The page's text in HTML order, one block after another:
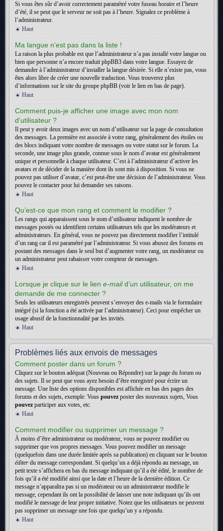
Si vous êtes sûr d’avoir correctement paramétré votre fuseau horaire et l’heure
d’été, il se peut que le serveur ne soit pas à l’heure. Signalez ce problème à
l’administrateur.
Haut
Ma langue n’est pas dans la liste !
La raison la plus probable est que l’administrateur n’a pas installé votre langue ou
bien que personne n’a encore traduit phpBB3 dans votre langue. Essayez de
demander à l’administrateur d’installer la langue désirée. Si elle n’existe pas, vous
êtes alors libre de créer une nouvelle traduction. Vous trouverez plus
d’informations sur le site du groupe phpBB (voir le lien en bas de page).
Haut
Comment puis-je afficher une image avec mon nom
d’utilisateur ?
Il peut y avoir deux images avec un nom d’utilisateur sur la page de consultation
des messages. La première est associée à votre rang, généralement des étoiles ou
des blocs indiquant votre nombre de messages ou votre statut sur le forum. La
seconde, une image plus grande, connue sous le nom d’avatar est généralement
unique et personnelle à chaque utilisateur. C’est à l’administrateur d’activer les
avatars et de décider de la manière dont ils sont mis à disposition. Si vous ne
pouvez pas utiliser d’avatar, c’est peut-être une décision de l’administrateur. Vous
pouvez le contacter pour lui demander ses raisons.
Haut
Qu’est-ce que mon rang et comment le modifier ?
Les rangs qui apparaissent sous le nom d’utilisateur indiquent le nombre de
messages postés ou identifient certains utilisateurs tels que les modérateurs et
administrateurs. En général, vous ne pouvez pas directement modifier l’intitulé
d’un rang car il est paramétré par l’administrateur. Si vous abusez des forums en
postant des messages dans le seul but d’augmenter votre rang, un modérateur ou
un administrateur peut rabaisser votre compteur de messages.
Haut
Lorsque je clique sur le lien e-maild’un utilisateur, on me
demande de me connecter ?
Seuls les utilisateurs enregistrés peuvent s’envoyer des e-mails via le formulaire
intégré (si la fonction a été activée par l’administrateur). Ceci pour empêcher un
usage abusif de la fonctionnalité par les invités.
Haut
Problèmes liés aux envois de messages
Comment poster dans un forum ?
Cliquez sur le bouton adéquat (Nouveau ou Répondre) sur la page du forum ou
des sujets. Il se peut que vous ayez besoin d’être enregistré pour écrire un
message. Une liste des options disponibles est affichée en bas des pages des
forums et des sujets, exemple: Vous pouvez poster des nouveaux sujets, Vous
pouvez participer aux votes, etc.
Haut
Comment modifier ou supprimer un message ?
À moins d’être administrateur ou modérateur, vous ne pouvez modifier ou
supprimer que vos propres messages. Vous pouvez modifier un message
(quelquefois dans une durée limitée après sa publication) en cliquant sur le bouton
éditer du message correspondant. Si quelqu’un a déjà répondu au message, un
petit texte s’affichera en bas du message indiquant qu’il a été édité, le nombre de
fois qu’il a été modifié ainsi que la date et l’heure de la dernière édition. Ce
message n’apparaîtra pas si un modérateur ou un administrateur modifie le
message, cependant ils ont la possibilité de laisser une note indiquant qu’ils ont
modifié le message de leur propre initiative. Notez que les utilisateurs ne peuvent
pas supprimer un message une fois que quelqu’un y a répondu.
Haut